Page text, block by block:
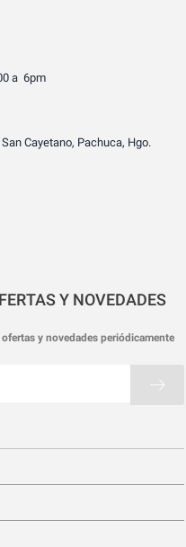
a 6pm
Cayetano, Pachuca, Hgo.
Y NOVEDADES
y novedades periódicamente